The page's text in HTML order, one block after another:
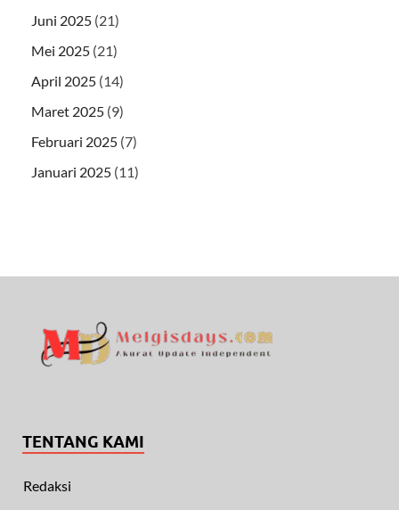
Juni 2025 (21)
Mei 2025 (21)
April 2025 (14)
Maret 2025 (9)
Februari 2025 (7)
Januari 2025 (11)
TENTANG KAMI
Redaksi